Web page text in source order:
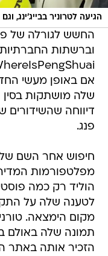
הגיעה לטרוניר בבייג'ינג,
החשש לגורלה של
וברשתות
אם באופן מעשי
דיווחה שהשידורים
פנג.
מפלטפורמות
הוליד רק כמה
לטענה שלה על
תמונה שלה באולם
הזכיר אותה באתר